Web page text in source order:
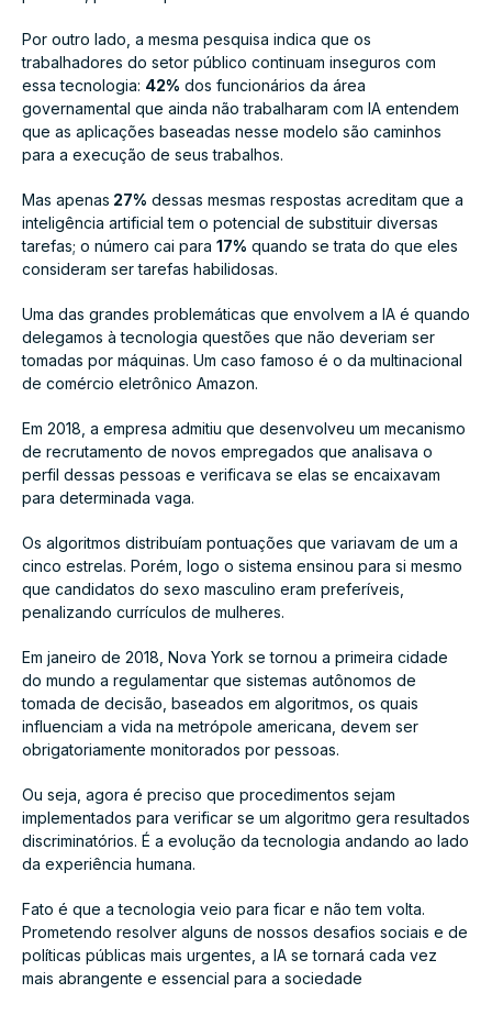
Por outro lado, a mesma pesquisa indica que os
trabalhadores do setor público continuam inseguros com
essa tecnologia: 42% dos funcionários da área
governamental que ainda não trabalharam com IA entendem
que as aplicações baseadas nesse modelo são caminhos
para a execução de seus trabalhos.
Mas apenas 27% dessas mesmas respostas acreditam que a
inteligência artificial tem o potencial de substituir diversas
tarefas; o número cai para 17% quando se trata do que eles
consideram ser tarefas habilidosas.
Uma das grandes problemáticas que envolvem a IA é quando
delegamos à tecnologia questões que não deveriam ser
tomadas por máquinas. Um caso famoso é o da multinacional
de comércio eletrônico Amazon.
Em 2018, a empresa admitiu que desenvolveu um mecanismo
de recrutamento de novos empregados que analisava o
perfil dessas pessoas e verificava se elas se encaixavam
para determinada vaga.
Os algoritmos distribuíam pontuações que variavam de um a
cinco estrelas. Porém, logo o sistema ensinou para si mesmo
que candidatos do sexo masculino eram preferíveis,
penalizando currículos de mulheres.
Em janeiro de 2018, Nova York se tornou a primeira cidade
do mundo a regulamentar que sistemas autônomos de
tomada de decisão, baseados em algoritmos, os quais
influenciam a vida na metrópole americana, devem ser
obrigatoriamente monitorados por pessoas.
Ou seja, agora é preciso que procedimentos sejam
implementados para verificar se um algoritmo gera resultados
discriminatórios. É a evolução da tecnologia andando ao lado
da experiência humana.
Fato é que a tecnologia veio para ficar e não tem volta.
Prometendo resolver alguns de nossos desafios sociais e de
políticas públicas mais urgentes, a IA se tornará cada vez
mais abrangente e essencial para a sociedade